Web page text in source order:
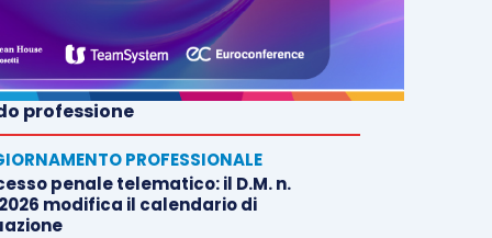
professione
PROFESSIONALE
penale telematico: il D.M. n.
modifica il calendario di